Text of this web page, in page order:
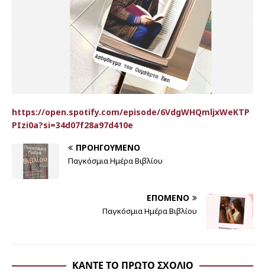
https://open.spotify.com/episode/6VdgWHQmljxWeKTP
PIzi0a?si=34d07f28a97d410e
ΠΡΟΗΓΟΎΜΕΝΟ
Παγκόσμια Ημέρα Βιβλίου
ΕΠΌΜΕΝΟ
Παγκόσμια Ημέρα Βιβλίου
ΚΆΝΤΕ ΤΟ ΠΡΏΤΟ ΣΧΌΛΙΟ